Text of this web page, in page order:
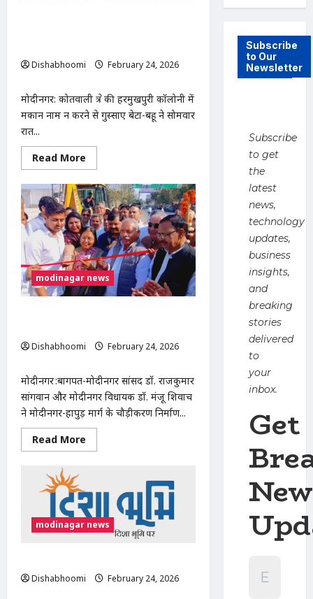
Dishabhoomi
February 24, 2026
मोदीनगर: कोतवाली क्षेत्र की हरमुखपुरी कॉलोनी में
मकान नाम न करने से गुस्साए बेटा-बहू ने सोमवार
रात...
Read More
more
मोदीनगर
में
कलयुगी
बेटे
ने
माता-
पिता
पर
दरांत
से
किया
हमला,
crime
news
modinagar news
Dishabhoomi
February 24, 2026
मोदीनगर :बागपत-मोदीनगर सांसद डॉ. राजकुमार
सांगवान और मोदीनगर विधायक डॉ. मंजू ​शिवाच
ने मोदीनगर-हापुड़ मार्ग के चौड़ीकरण निर्माण...
Read More
more
मोदीनगर से किल्हौड़ा तक हापुड़ रोड चौड़ीकरण कार्य का
modinagar news
Dishabhoomi
February 24, 2026
Subscribe
to Our
Newsletter
Subscribe
to get
the
latest
news,
technology
updates,
business
insights,
and
breaking
stories
delivered
to
your
inbox.
Get